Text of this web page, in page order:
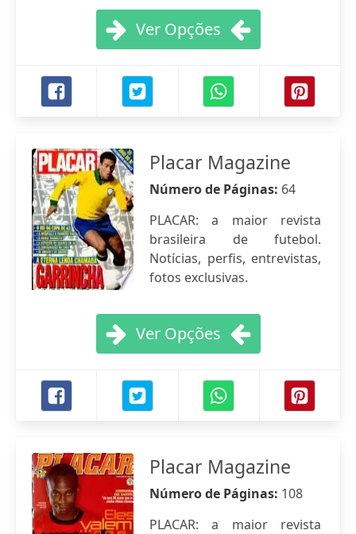
Ver Opções
Placar Magazine
Número de Páginas: 64
PLACAR: a maior revista
brasileira de futebol.
Notícias, perfis, entrevistas,
fotos exclusivas.
Ver Opções
Placar Magazine
Número de Páginas: 108
PLACAR: a maior revista